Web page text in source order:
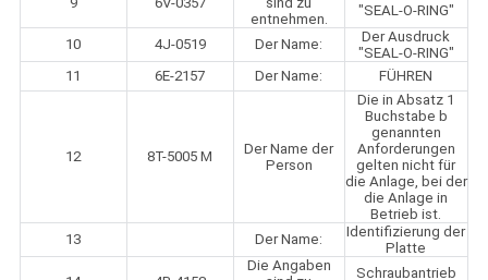
entnehmen.
"SEAL-O-RING"
10 4J-0519 Der Name:
Der Ausdruck
"SEAL-O-RING"
11
6E-2157 Der Name: FÜHREN
12 8T-5005 M
Der Name der
Person
Die in Absatz 1
Buchstabe b
genannten
Anforderungen
gelten nicht für
die Anlage, bei der
die Anlage in
Betrieb ist.
13
Der Name:
Identifizierung der
Platte
Die Angaben
Schraubantrieb